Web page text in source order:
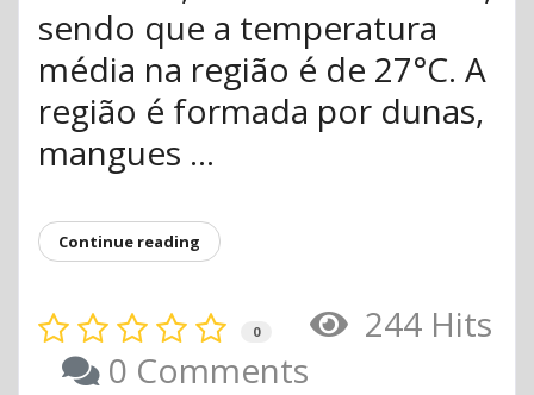
sendo que a temperatura
média na região é de 27°C. A
região é formada por dunas,
mangues ...
Continue reading
0
244 Hits
0 Comments